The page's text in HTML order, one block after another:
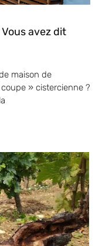
avez dit
maison de
» cistercienne ?